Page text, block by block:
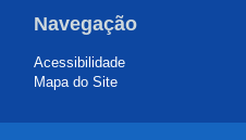
Navegação
Acessibilidade
Mapa do Site